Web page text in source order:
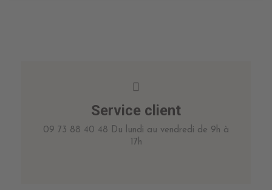
Service client
09 73 88 40 48 Du lundi au vendredi de 9h à
17h